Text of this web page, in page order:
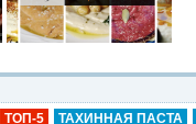
ТОП-5 ТАХИННАЯ ПАСТА